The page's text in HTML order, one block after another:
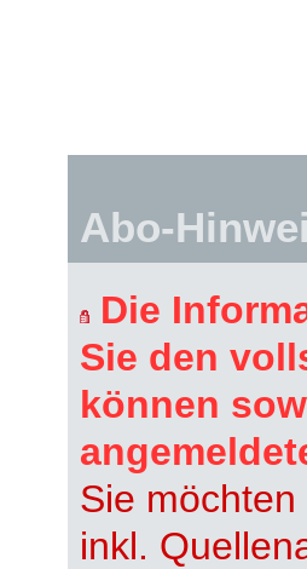
Abo-
Die
Sie den
können
Sie
inkl.